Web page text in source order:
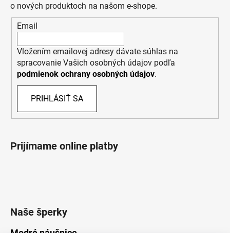
o nových produktoch na našom e-shope.
Email
Vložením emailovej adresy dávate súhlas na
spracovanie Vašich osobných údajov podľa
podmienok ochrany osobných údajov.
PRIHLÁSIŤ SA
Prijímame online platby
Naše šperky